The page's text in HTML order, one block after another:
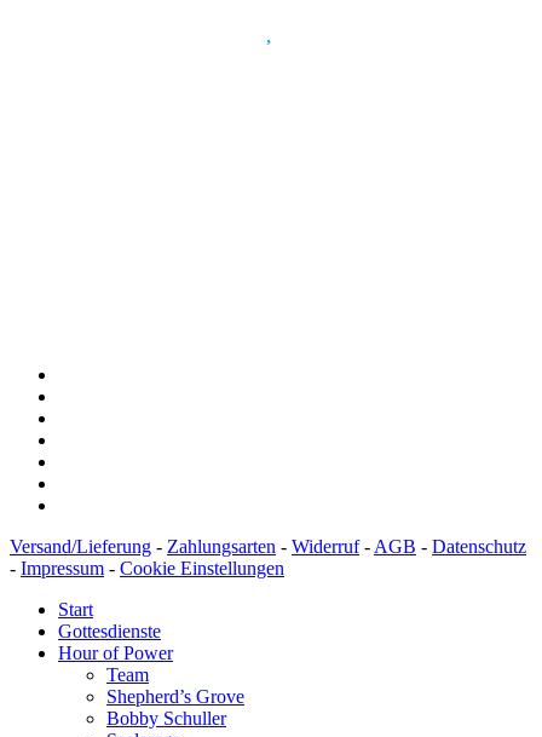
Versand/Lieferung - Zahlungsarten - Widerruf- AGB - Datenschutz
- Impressum - Cookie Einstellungen
Start
Gottesdienste
Hour of Power
Team
Shepherd’s Grove
Bobby Schuller